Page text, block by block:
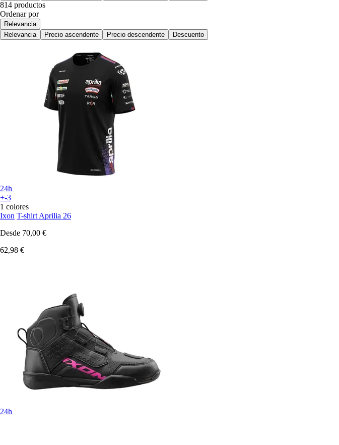
814 productos
Ordenar por
Relevancia
Relevancia
Precio ascendente Precio descendente Descuento
24h
+-3
1 colores
Ixon T-shirt Aprilia 26
Desde 70,00 €
62,98 €
24h